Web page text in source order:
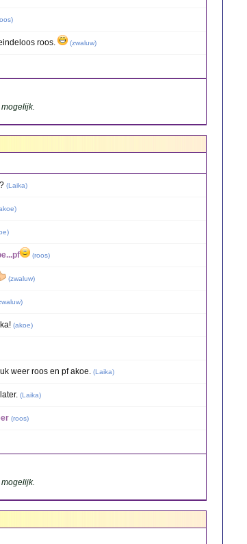
)
roos. (zwaluw)
(Laika)
)
)
(roos)
(zwaluw)
)
(akoe)
weer roos en pf akoe. (Laika)
(Laika)
(roos)